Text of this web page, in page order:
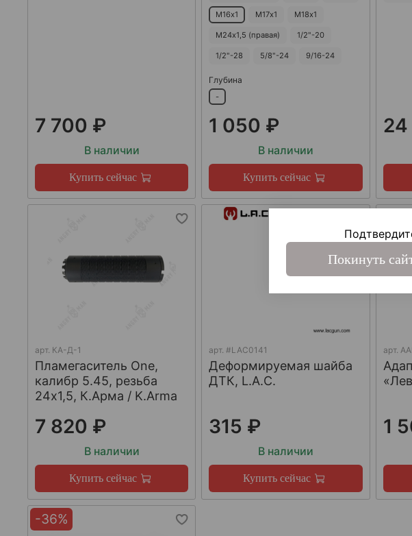
7 700 ₽
В наличии
Купить сейчас
М16х1 М17х1 М18х1
М24х1,5 (правая) 1/2"-20
1/2"-28 5/8"-24 9/16-24
Глубина
-
1 050 ₽
В наличии
Купить сейчас
24
арт. КА-Д-1
Пламегаситель One,
калибр 5.45, резьба
24х1,5, К.Арма / K.Arma
7 820 ₽
В наличии
Купить сейчас
арт.#LAC0141
Деформируемая шайба
ДТК, L.A.C.
315 ₽
В наличии
Купить сейчас
арт.
1
-36%
Покинуть